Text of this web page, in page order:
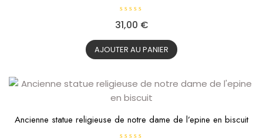
N
o
e
0
s
u
31,00 €
AJOUTER AU PANIER
Ancienne statue religieuse de notre dame de l’epine en biscuit